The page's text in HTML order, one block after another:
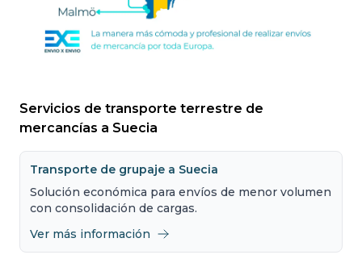
Servicios de transporte terrestre de
mercancías a Suecia
Transporte de grupaje a Suecia
Solución económica para envíos de menor volumen
con consolidación de cargas.
Ver más información